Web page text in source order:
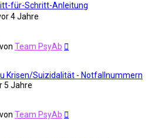
für-Schritt-Anleitung
4 Jahre
von Team PsyAb
Krisen/Suizidalität - Notfallnummern
5 Jahre
von Team PsyAb